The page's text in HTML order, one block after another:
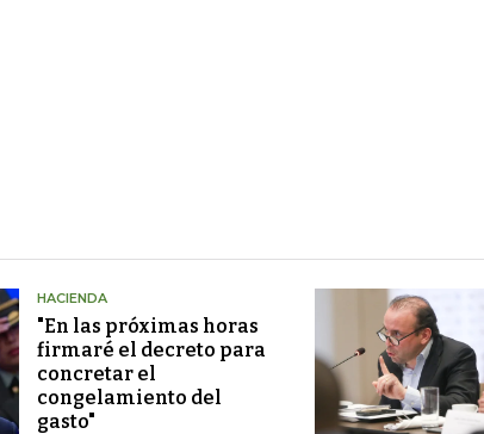
HACIENDA
"En las próximas horas
firmaré el decreto para
concretar el
congelamiento del
gasto"